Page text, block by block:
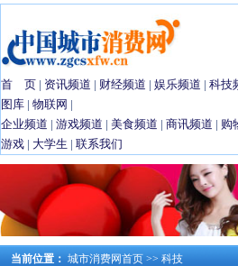
首 页 | 资讯频道 | 财经频道 | 娱乐频道 | 科技
图库 | 物联网 |
企业频道 | 游戏频道 | 美食频道 | 商讯频道 | 购
游戏 | 大学生 | 联系我们
当前位置： 城市消费网首页 >> 科技